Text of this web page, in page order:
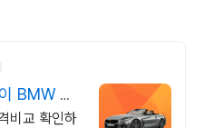
BMW 특
비교 확인하